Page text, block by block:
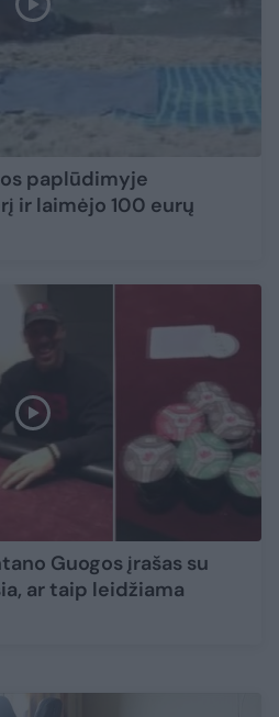
paplūdimyje
ir laimėjo 100 eurų
Guogos įrašas su
ar taip leidžiama